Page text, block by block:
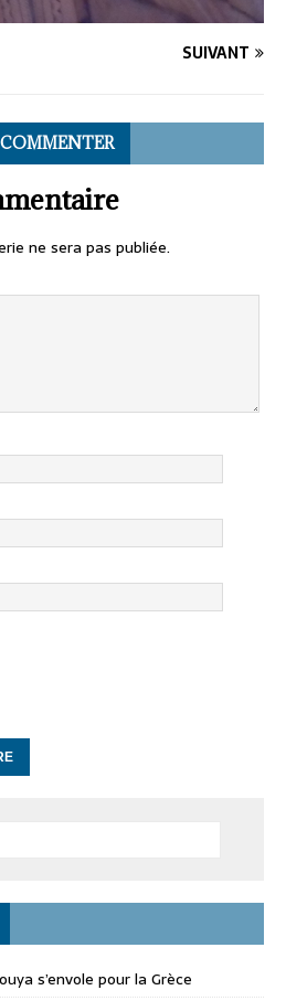
SUIVANT
COMMENTER
ne sera pas publiée.
s’envole pour la Grèce